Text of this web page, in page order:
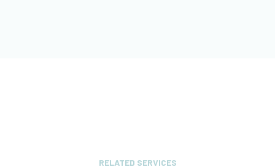
RELATED SERVICES